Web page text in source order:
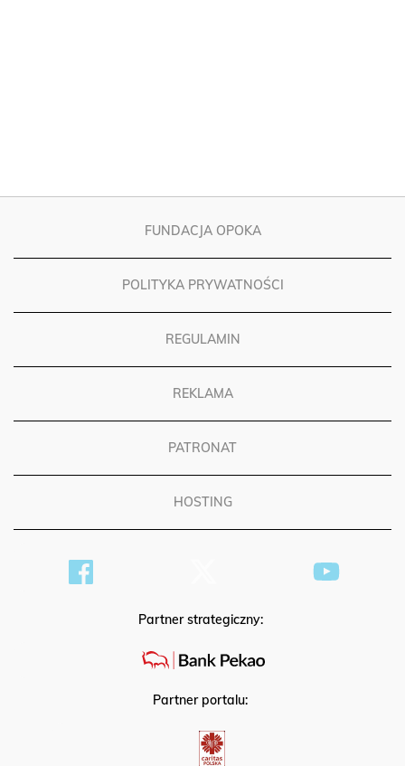
FUNDACJA OPOKA
POLITYKA PRYWATNOŚCI
REGULAMIN
REKLAMA
PATRONAT
HOSTING
Partner strategiczny:
Partner portalu: